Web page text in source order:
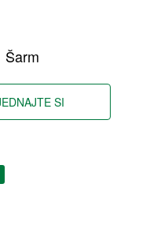
Šarm
SI